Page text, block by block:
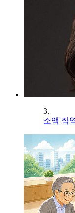
3.
소액 직